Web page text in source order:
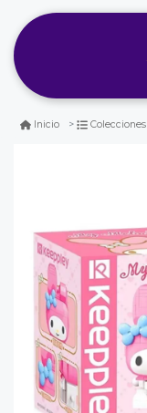
Inicio Colecciones